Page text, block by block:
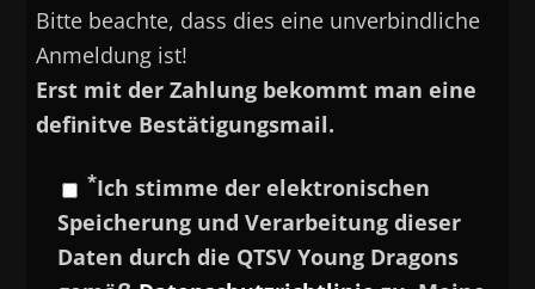
Bitte beachte, dass dies eine unverbindliche
Anmeldung ist!
Erst mit der Zahlung bekommt man eine
definitve Bestätigungsmail.
*Ich stimme der elektronischen
Speicherung und Verarbeitung dieser
Daten durch die QTSV Young Dragons